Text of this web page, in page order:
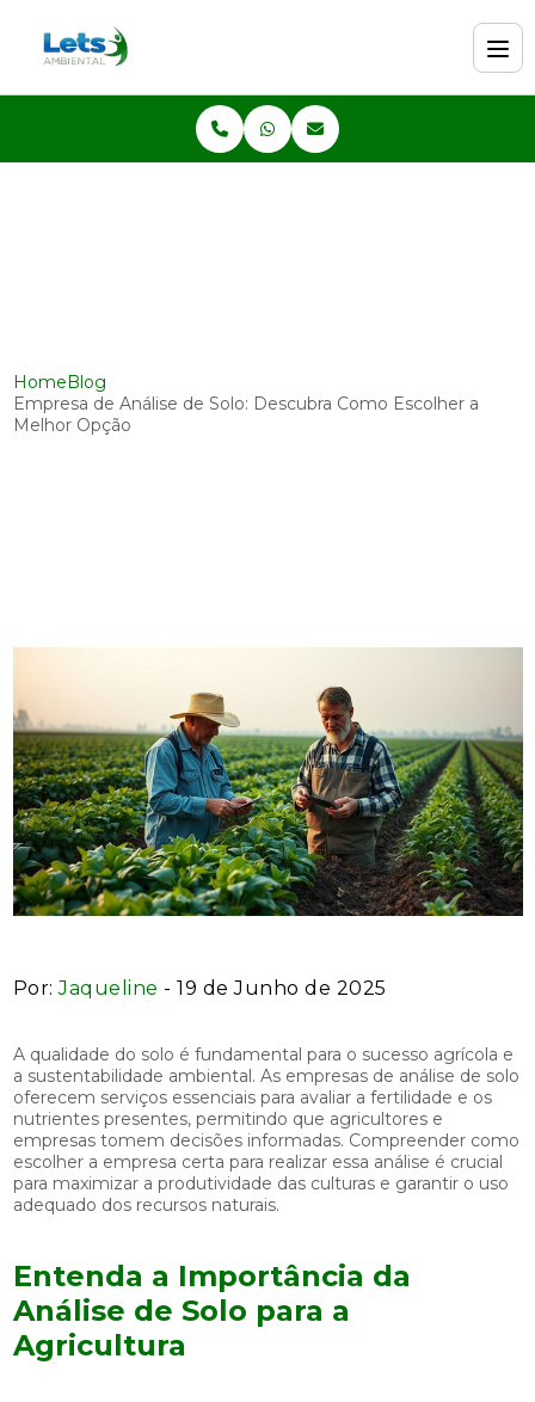
HomeBlog
Empresa de Análise de Solo: Descubra Como Escolher a
Melhor Opção
Por:Jaqueline - 19 de Junho de 2025
A qualidade do solo é fundamental para o sucesso agrícola e
a sustentabilidade ambiental. As empresas de análise de solo
oferecem serviços essenciais para avaliar a fertilidade e os
nutrientes presentes, permitindo que agricultores e
empresas tomem decisões informadas. Compreender como
escolher a empresa certa para realizar essa análise é crucial
para maximizar a produtividade das culturas e garantir o uso
adequado dos recursos naturais.
Entenda a Importância da
Análise de Solo para a
Agricultura